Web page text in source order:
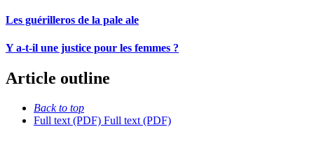
Les guérilleros de la pale ale
Y a-t-il une justice pour les femmes ?
Article outline
Back to top
Full text (PDF) Full text (PDF)